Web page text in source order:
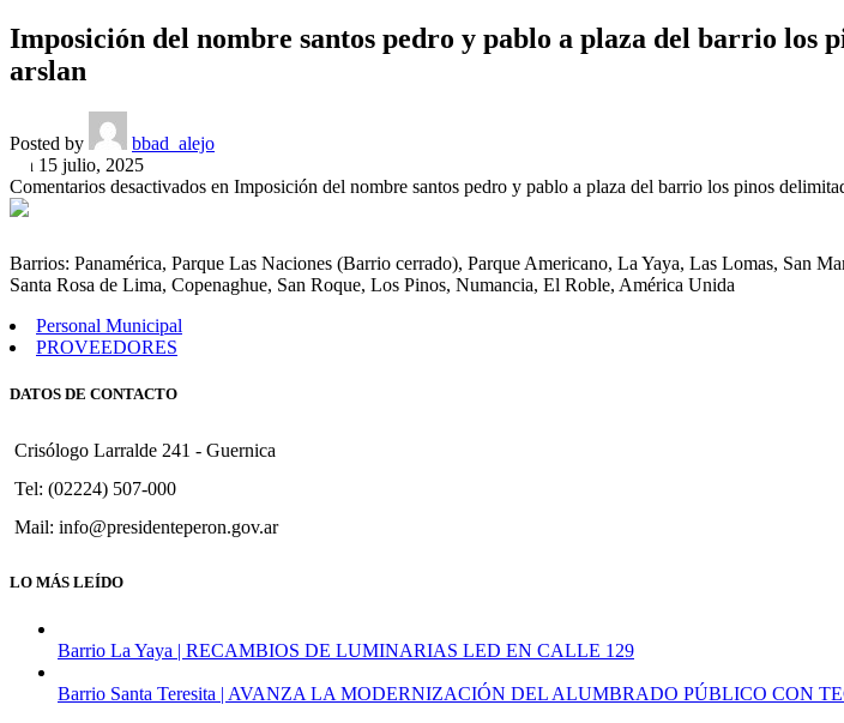
Imposición del nombre santos pedro y pablo a plaza del barrio los
arslan
Posted by
bbad_alejo
On 15 julio, 2025
Comentarios desactivados en Imposición del nombre santos pedro y pablo a plaza del barrio los pinos
Barrios: Panamérica, Parque Las Naciones (Barrio cerrado), Parque Americano, La Yaya, Las Lomas, San
Santa Rosa de Lima, Copenaghue, San Roque, Los Pinos, Numancia, El Roble, América Unida
Personal Municipal
PROVEEDORES
DATOS DE CONTACTO
Crisólogo Larralde 241 - Guernica
Tel: (02224) 507-000
Mail: info@presidenteperon.gov.ar
LO MÁS LEÍDO
Barrio La Yaya | RECAMBIOS DE LUMINARIAS LED EN CALLE 129
Barrio Santa Teresita | AVANZA LA MODERNIZACIÓN DEL ALUMBRADO PÚBLICO CON